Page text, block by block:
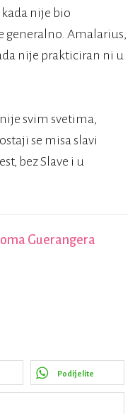
nije bio
generalno. Amalarius,
nije prakticiran ni u
svim svetima,
se misa slavi
bez Slave i u
Guerangera
Podijelite